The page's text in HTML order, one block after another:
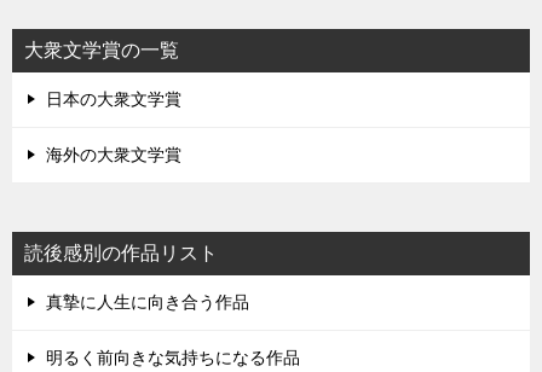
大衆文学賞の一覧
日本の大衆文学賞
海外の大衆文学賞
読後感別の作品リスト
真摯に人生に向き合う作品
明るく前向きな気持ちになる作品